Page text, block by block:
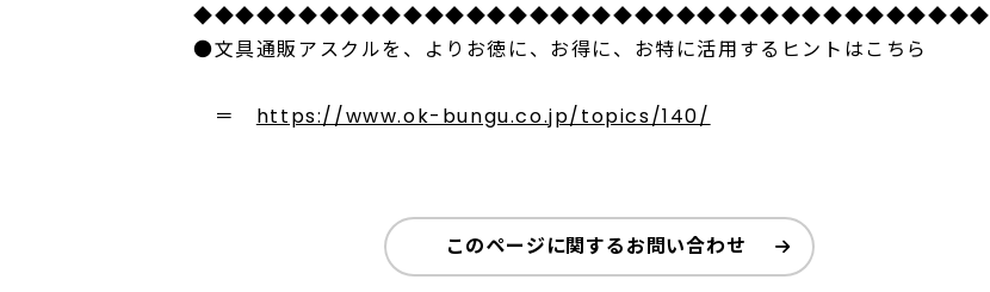
◆◆◆◆◆◆◆◆◆◆◆◆◆◆◆◆◆◆◆◆◆◆◆◆◆◆◆◆◆◆◆◆◆◆◆◆◆◆
●文具通販アスクルを、よりお徳に、お得に、お特に活用するヒントはこちら
＝ https://www.ok-bungu.co.jp/topics/140/
このページに関するお問い合わせ